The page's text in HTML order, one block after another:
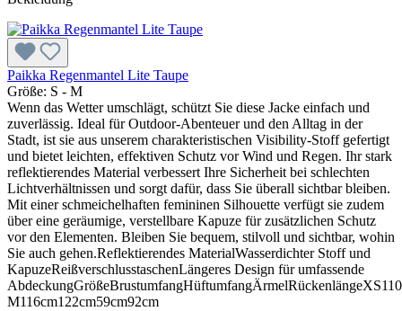
Paikka Regenmantel Lite Taupe
Größe: S - M
Wenn das Wetter umschlägt, schützt Sie diese Jacke einfach und
zuverlässig. Ideal für Outdoor-Abenteuer und den Alltag in der
Stadt, ist sie aus unserem charakteristischen Visibility-Stoff gefertigt
und bietet leichten, effektiven Schutz vor Wind und Regen. Ihr stark
reflektierendes Material verbessert Ihre Sicherheit bei schlechten
Lichtverhältnissen und sorgt dafür, dass Sie überall sichtbar bleiben.
Mit einer schmeichelhaften femininen Silhouette verfügt sie zudem
über eine geräumige, verstellbare Kapuze für zusätzlichen Schutz
vor den Elementen. Bleiben Sie bequem, stilvoll und sichtbar, wohin
Sie auch gehen.Reflektierendes MaterialWasserdichter Stoff und
KapuzeReißverschlusstaschenLängeres Design für umfassende
M116cm122cm59cm92cm